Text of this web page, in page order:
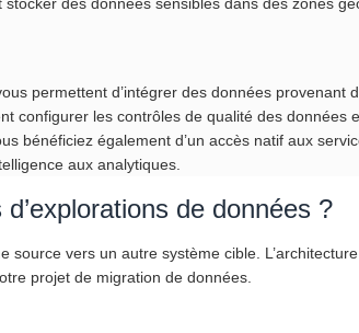
des données sensibles dans des zones
permettent d’intégrer des données provenant
configurer les contrôles de qualité des données
bénéficiez également d’un accès natif aux
aux analytiques.
de données ?
source vers un autre système cible.
projet de migration de données.